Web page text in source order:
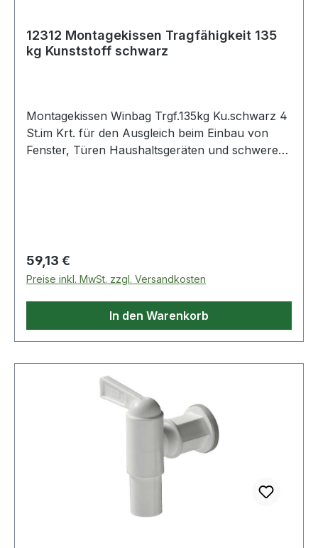
12312 Montagekissen Tragfähigkeit 135
kg Kunststoff schwarz
Montagekissen Winbag Trgf.135kg Ku.schwarz 4
St.im Krt. für den Ausgleich beim Einbau von
Fenster, Türen Haushaltsgeräten und schweren
Regulärer Preis:
59,13 €
Preise inkl. MwSt. zzgl. Versandkosten
In den Warenkorb